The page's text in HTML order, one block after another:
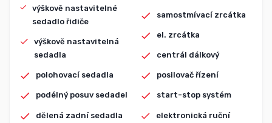
výškově nastavitelné
sedadlo řidiče
výškově nastavitelná
sedadla
polohovací sedadla
podélný posuv sedadel
dělená zadní sedadla
samostmívací zrcátka
el. zrcátka
centrál dálkový
posilovač řízení
start-stop systém
elektronická ruční